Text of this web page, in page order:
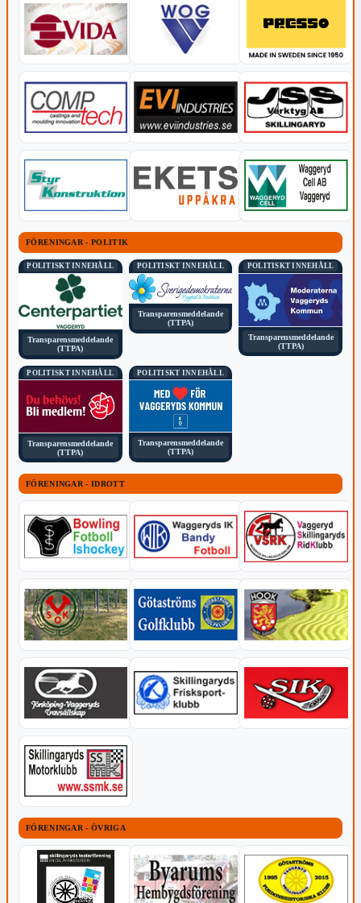
FÖRENINGAR - POLITIK
POLITISKT INNEHÅLL
Transparensmeddelande
(TTPA)
POLITISKT INNEHÅLL
Transparensmeddelande
(TTPA)
POLITISKT INNEHÅLL
Transparensmeddelande
(TTPA)
POLITISKT INNEHÅLL
Transparensmeddelande
(TTPA)
POLITISKT INNEHÅLL
Transparensmeddelande
(TTPA)
FÖRENINGAR - IDROTT
FÖRENINGAR - ÖVRIGA